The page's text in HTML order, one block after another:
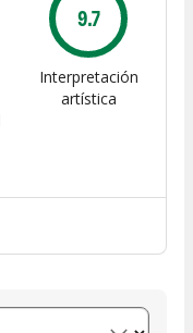
9.7
Interpretación
artística